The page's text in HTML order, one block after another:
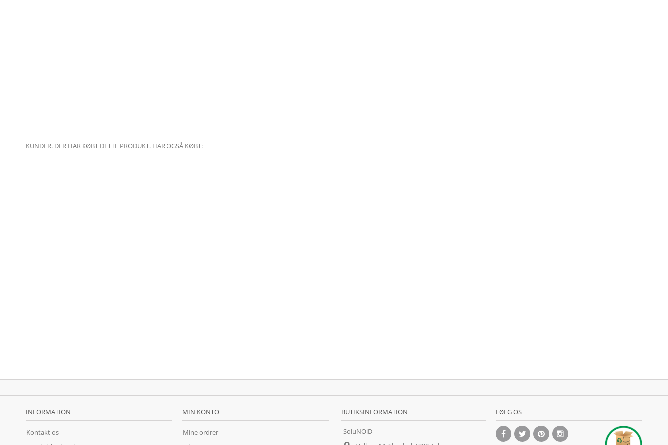
KUNDER, DER HAR KØBT DETTE PRODUKT, HAR OGSÅ KØBT:
INFORMATION
Kontakt os
MIN KONTO
Mine ordrer
BUTIKSINFORMATION
SoluNOiD
FØLG OS